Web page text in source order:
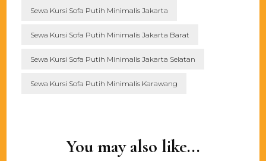
Sewa Kursi Sofa Putih Minimalis Jakarta
Sewa Kursi Sofa Putih Minimalis Jakarta Barat
Sewa Kursi Sofa Putih Minimalis Jakarta Selatan
Sewa Kursi Sofa Putih Minimalis Karawang
You may also like...